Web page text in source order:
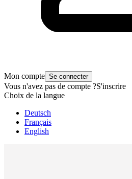
Mon compte Se connecter
Vous n'avez pas de compte ?S'inscrire
Choix de la langue
Deutsch
Français
English